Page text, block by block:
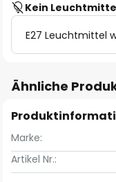
Kein
E27 Leuchtmittel
Ähnliche
Marke:
Artikel Nr.: